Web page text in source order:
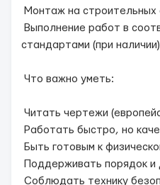
Монтаж на строительных
Выполнение работ в
стандартами (при наличии)
Что важно уметь:
Читать чертежи
Работать быстро, но
Быть готовым к
Поддерживать порядок и
Соблюдать технику